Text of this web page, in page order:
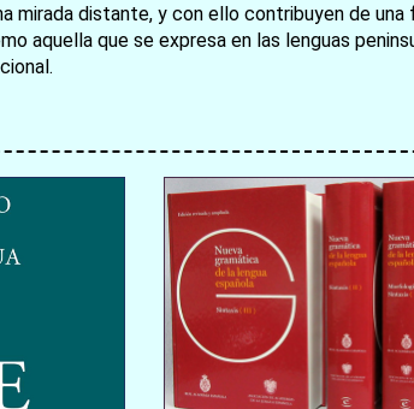
mirada distante, y con ello contribuyen de
aquella que se expresa en las lenguas